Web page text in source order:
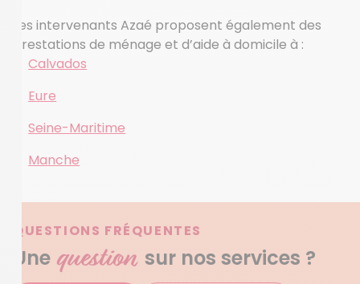
Les intervenants Azaé proposent également des
prestations de ménage et d’aide à domicile à :
Calvados
Eure
Seine-Maritime
Manche
QUESTIONS FRÉQUENTES
Une question sur nos services ?